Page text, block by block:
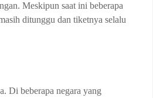
Meskipun saat ini beberapa
ditunggu dan tiketnya selalu
Di beberapa negara yang